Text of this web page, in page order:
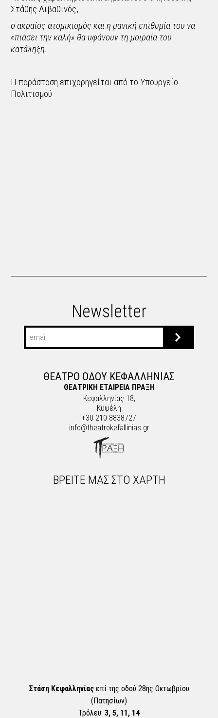
Στάθης Λιβαθινός,
ο ακραίος ατομικισμός και η μανική επιθυμία του να
«πιάσει την καλή» θα υφάνουν τη μοιραία του
κατάληξη.
Η παράσταση επιχορηγείται από το Υπουργείο
Πολιτισμού
Newsletter
ΘΕΑΤΡΟ ΟΔΟΥ ΚΕΦΑΛΛΗΝΙΑΣ
ΘΕΑΤΡΙΚΗ ΕΤΑΙΡΕΙΑ ΠΡΑΞΗ
Κεφαλληνίας 18,
Κυψέλη
+30 210 8838727
info@theatrokefallinias.gr
ΒΡΕΙΤΕ ΜΑΣ ΣΤΟ ΧΑΡΤΗ
Στάση Κεφαλληνίας επί της οδού 28ης Οκτωβρίου
(Πατησίων)
Τρόλεϋ: 3, 5, 11, 14